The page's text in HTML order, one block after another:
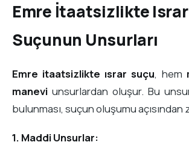
Emre İtaatsizlikte Israr
Suçunun Unsurları
Emre itaatsizlikte ısrar suçu, hem
manevi unsurlardan oluşur. Bu
bulunması, suçun oluşumu açısından
1. Maddi Unsurlar: